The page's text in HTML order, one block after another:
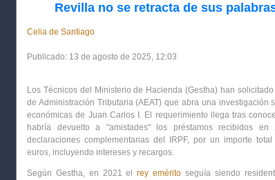
Revilla no se retracta de sus
Celia de Santiago
Publicado: 13 de agosto de 2025, 12:03
Los Técnicos del Ministerio de Hacienda (Gestha) han
de Administración Tributaria (AEAT) que abra una investigación
económicas de Juan Carlos I. El requerimiento llega tras
habría devuelto a "amistades" los préstamos recibidos en
declaraciones complementarias del IRPF, por un importe total
euros, incluyendo intereses y recargos.
Según Gestha, en 2021 elrey emérito seguía siendo